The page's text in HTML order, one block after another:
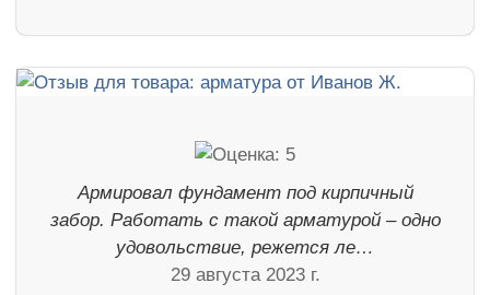
Армировал фундамент под кирпичный
забор. Работать с такой арматурой – одно
удовольствие, режется ле…
29 августа 2023 г.